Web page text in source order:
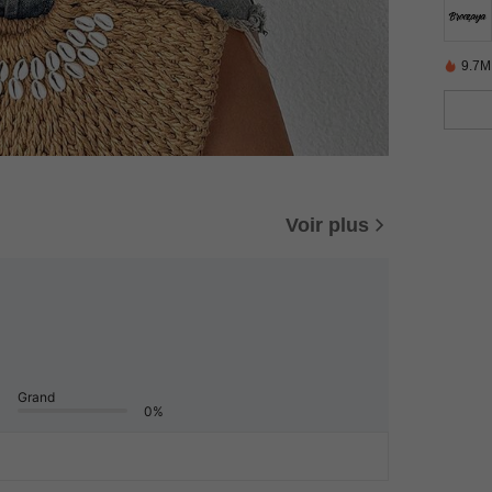
Voir plus
Grand
0%